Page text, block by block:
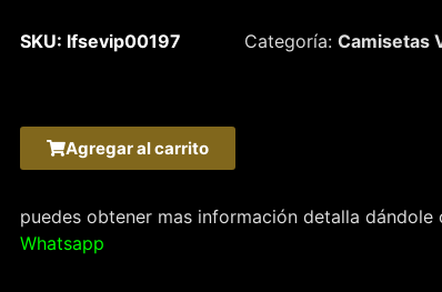
SKU: lfsevip00197 Categoría: Camisetas
Agregar al carrito
puedes obtener mas información detalla dándole
Whatsapp